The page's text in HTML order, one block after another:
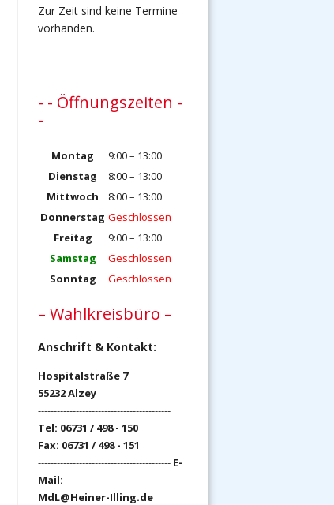
Zur Zeit sind keine Termine
vorhanden.
- - Öffnungszeiten -
-
Montag
9:00 – 13:00
Dienstag
8:00 – 13:00
Mittwoch
8:00 – 13:00
Donnerstag Geschlossen
Freitag
9:00 – 13:00
Samstag
Geschlossen
Sonntag
Geschlossen
– Wahlkreisbüro –
Anschrift & Kontakt:
Hospitalstraße 7
55232 Alzey
------------------------------------------
Tel: 06731 / 498 - 150
Fax: 06731 / 498 - 151
------------------------------------------ E-
Mail:
MdL@Heiner-Illing.de